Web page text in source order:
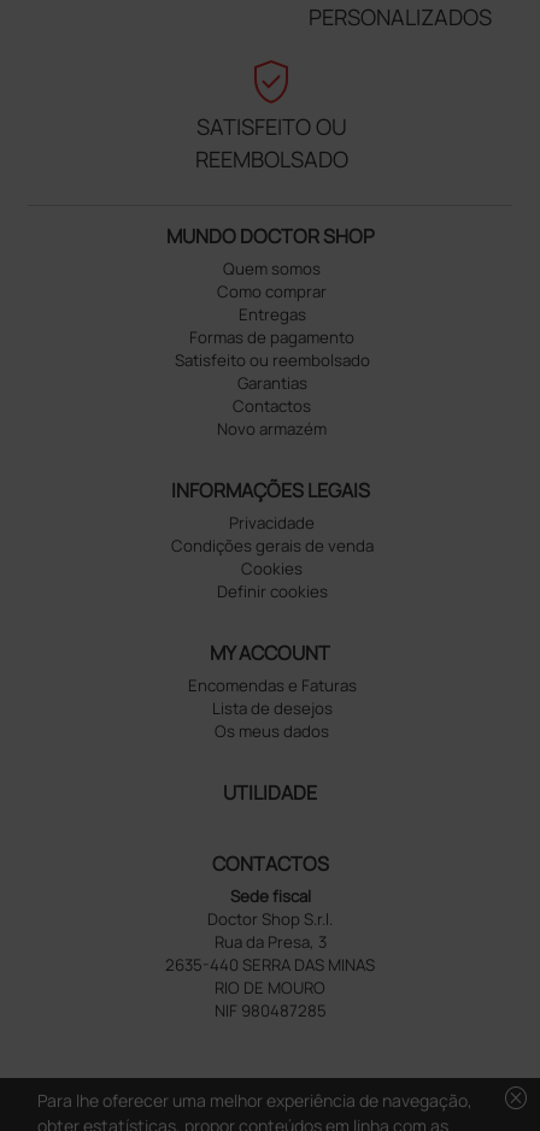
PERSONALIZADOS
verified_user
SATISFEITO OU
REEMBOLSADO
MUNDO DOCTOR SHOP
Quem somos
Como comprar
Entregas
Formas de pagamento
Satisfeito ou reembolsado
Garantias
Contactos
Novo armazém
INFORMAÇÕES LEGAIS
Privacidade
Condições gerais de venda
Cookies
Definir cookies
MY ACCOUNT
Encomendas e Faturas
Lista de desejos
Os meus dados
UTILIDADE
CONTACTOS
Sede fiscal
Doctor Shop S.r.l.
Rua da Presa, 3
2635-440 SERRA DAS MINAS
RIO DE MOURO
NIF 980487285
cancel
Para lhe oferecer uma melhor experiência de navegação,
obter estatísticas, propor conteúdos em linha com as